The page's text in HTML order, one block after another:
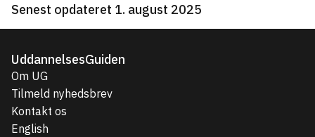
Senest opdateret 1. august 2025
UddannelsesGuiden
Om UG
Tilmeld nyhedsbrev
Kontakt os
English